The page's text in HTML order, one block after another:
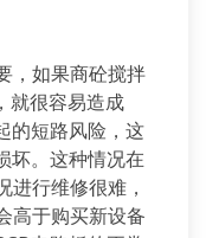
，如果商砼搅拌
就很容易造成
的短路风险，这
坏。这种情况在
进行维修很难，
高于购买新设备